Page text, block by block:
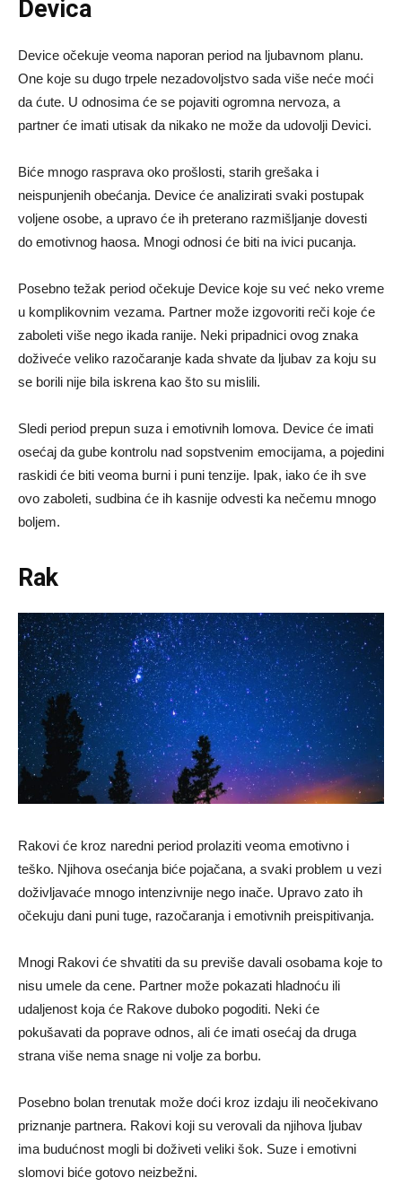
Devica
Device očekuje veoma naporan period na ljubavnom planu.
One koje su dugo trpele nezadovoljstvo sada više neće moći
da ćute. U odnosima će se pojaviti ogromna nervoza, a
partner će imati utisak da nikako ne može da udovolji Devici.
Biće mnogo rasprava oko prošlosti, starih grešaka i
neispunjenih obećanja. Device će analizirati svaki postupak
voljene osobe, a upravo će ih preterano razmišljanje dovesti
do emotivnog haosa. Mnogi odnosi će biti na ivici pucanja.
Posebno težak period očekuje Device koje su već neko vreme
u komplikovnim vezama. Partner može izgovoriti reči koje će
zaboleti više nego ikada ranije. Neki pripadnici ovog znaka
doživeće veliko razočaranje kada shvate da ljubav za koju su
se borili nije bila iskrena kao što su mislili.
Sledi period prepun suza i emotivnih lomova. Device će imati
osećaj da gube kontrolu nad sopstvenim emocijama, a pojedini
raskidi će biti veoma burni i puni tenzije. Ipak, iako će ih sve
ovo zaboleti, sudbina će ih kasnije odvesti ka nečemu mnogo
boljem.
Rak
Rakovi će kroz naredni period prolaziti veoma emotivno i
teško. Njihova osećanja biće pojačana, a svaki problem u vezi
doživljavaće mnogo intenzivnije nego inače. Upravo zato ih
očekuju dani puni tuge, razočaranja i emotivnih preispitivanja.
Mnogi Rakovi će shvatiti da su previše davali osobama koje to
nisu umele da cene. Partner može pokazati hladnoću ili
udaljenost koja će Rakove duboko pogoditi. Neki će
pokušavati da poprave odnos, ali će imati osećaj da druga
strana više nema snage ni volje za borbu.
Posebno bolan trenutak može doći kroz izdaju ili neočekivano
priznanje partnera. Rakovi koji su verovali da njihova ljubav
ima budućnost mogli bi doživeti veliki šok. Suze i emotivni
slomovi biće gotovo neizbežni.